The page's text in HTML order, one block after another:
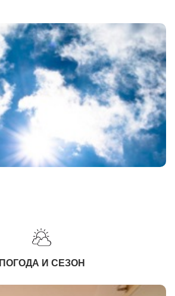
ПОГОДА И СЕЗОН